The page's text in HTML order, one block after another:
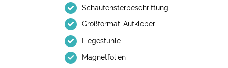
Schaufensterbeschriftung
Großformat-Aufkleber
Liegestühle
Magnetfolien